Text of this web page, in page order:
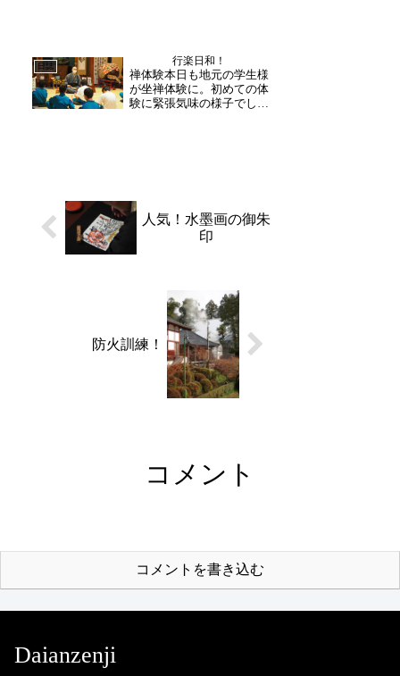
ます。大晦日には、三年ぶ
りに復活した鐘楼の鐘を撞
こうと多くの方がお越しく
だ...
日誌 行楽日和！
禅体験本日も地元の学生様
が坐禅体験に。初めての体
験に緊張気味の様子でした
もの。無くても文章は読
め...
人気！水墨画の御朱
印
防火訓練！
コメント
コメントを書き込む
Daianzenji